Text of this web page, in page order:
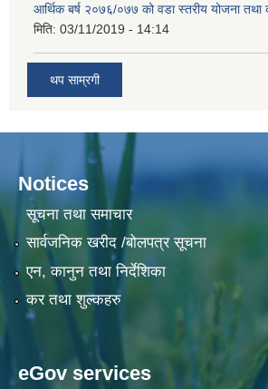
आर्थिक बर्ष २०७६/०७७ को वडा स्तरीय योजना तथा
मिति: 03/11/2019 - 14:14
थप साम्रगी
Notices
सूचना तथा समाचार
सार्वजनिक खरीद /बोलपत्र सूचना
एन, कानुन तथा निर्देशिका
कर तथा शुल्कहरु
eGov services